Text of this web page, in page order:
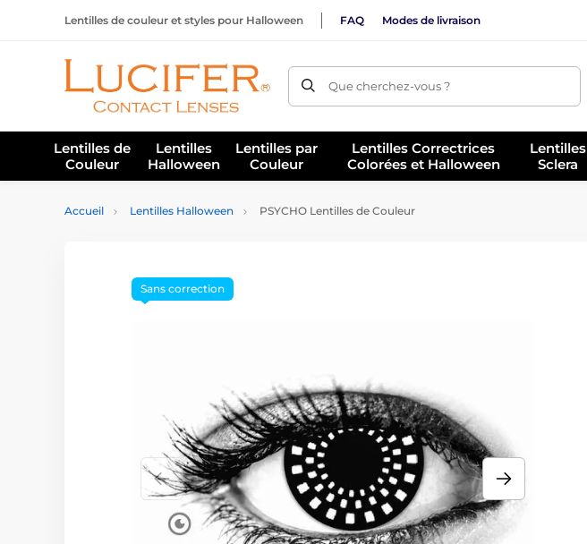
Lentilles de couleur et styles pour Halloween FAQ Modes de livraison
Que cherchez-vous ?
Lentilles de
Couleur
Lentilles
Halloween
Lentilles par
Couleur
Lentilles Correctrices
Colorées et Halloween
Lentilles
Sclera
Accueil Lentilles Halloween PSYCHO Lentilles de Couleur
Sans correction